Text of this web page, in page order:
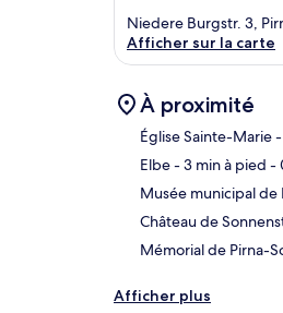
Niedere Burgstr. 3,
Afficher sur la carte
À proximité
Église Sainte-Marie
Elbe- 3 min à pied -
Musée municipal de
Château de
Mémorial de Pirna-
Afficher plus